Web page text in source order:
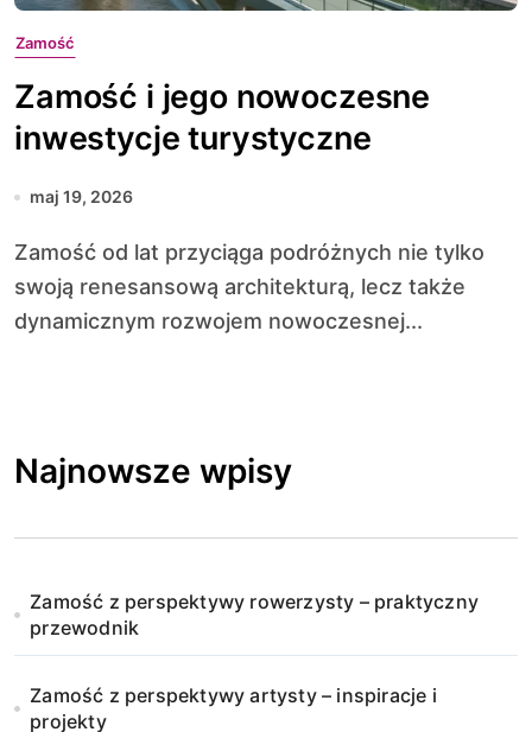
Zamość
Zamość i jego nowoczesne
inwestycje turystyczne
maj 19, 2026
Zamość od lat przyciąga podróżnych nie tylko
swoją renesansową architekturą, lecz także
dynamicznym rozwojem nowoczesnej...
Najnowsze wpisy
Zamość z perspektywy rowerzysty – praktyczny
przewodnik
Zamość z perspektywy artysty – inspiracje i
projekty